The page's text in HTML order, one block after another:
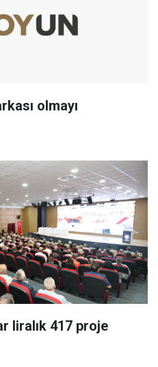
olmayı
liralık 417 proje